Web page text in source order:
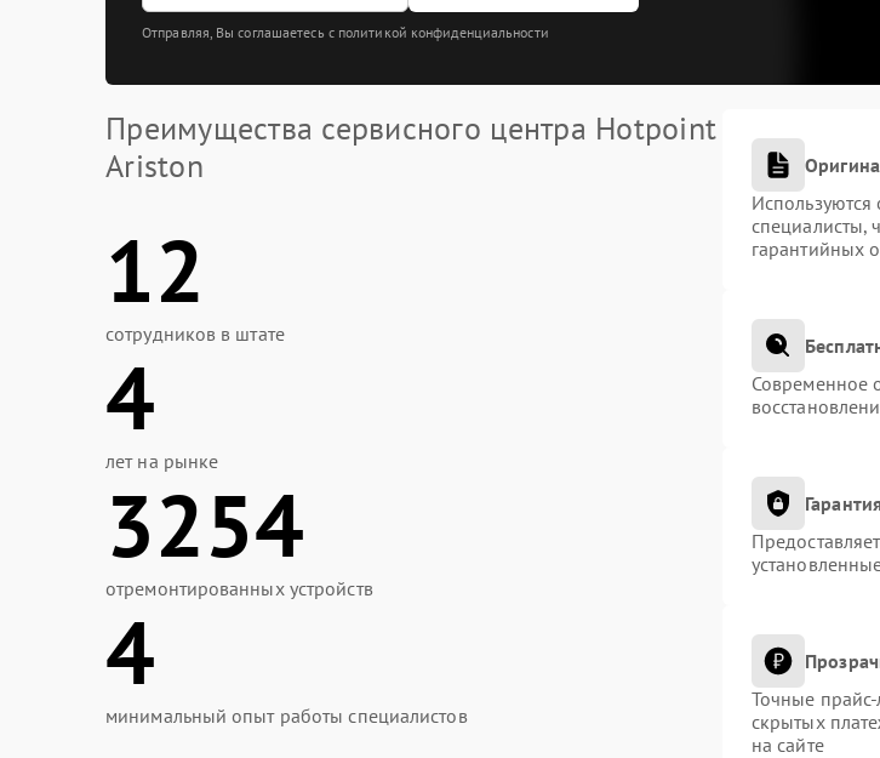
Отправляя, Вы соглашаетесь с политикой конфиденциальности
Преимущества сервисного центра Hotpoint
Ariston
12
сотрудников в штате
4
лет на рынке
3254
отремонтированных устройств
4
минимальный опыт работы специалистов
специалисты,
гарантийных
Современное
Точные прайс-
скрытых
на сайте